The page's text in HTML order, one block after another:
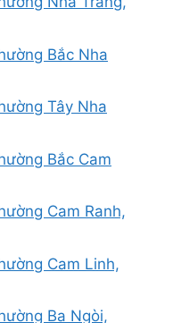
Bắc Nha
Tây Nha
Bắc Cam
Cam Ranh,
Cam Linh,
Ba Ngòi,